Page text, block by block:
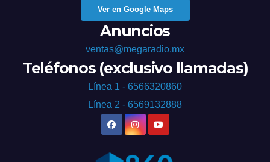
Ver en Google Maps
Anuncios
ventas@megaradio.mx
Teléfonos (exclusivo llamadas)
Línea 1 - 6566320860
Línea 2 - 6569132888